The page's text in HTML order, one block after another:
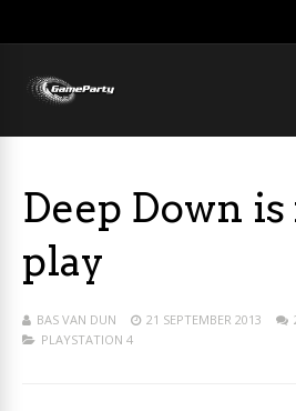
Deep Down
play
BAS VAN DUN 21 SEPTEMBER 2013
PLAYSTATION 4